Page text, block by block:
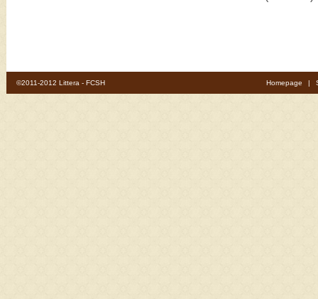
©2011-2012 Littera - FCSH Homepage |